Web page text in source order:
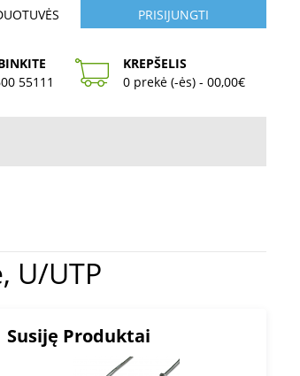
PRISIJUNGTI
55111
KREPŠELIS
0 prekė (-ės) - 00,00€
U/UTP
Susiję Produktai